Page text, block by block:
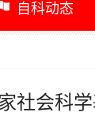
自科动态
社会科